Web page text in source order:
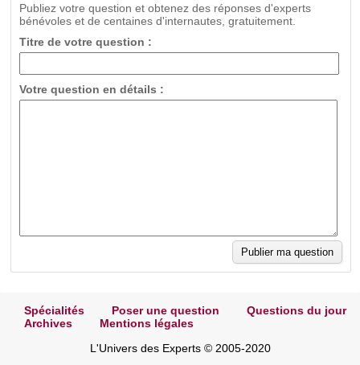
Publiez votre question et obtenez des réponses d'experts
bénévoles et de centaines d'internautes, gratuitement.
Titre de votre question :
Votre question en détails :
Spécialités Poser une question
Questions du jour
Archives
Mentions légales
L'Univers des Experts © 2005-2020